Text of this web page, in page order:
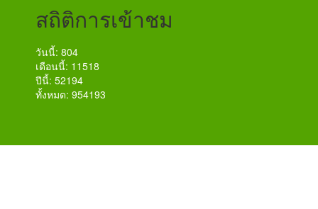
สถิติการเข้าชม
วันนี้: 804
เดือนนี้: 11518
ปีนี้: 52194
ทั้งหมด: 954193